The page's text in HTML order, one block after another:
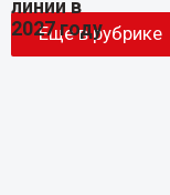
Еще в рубрике